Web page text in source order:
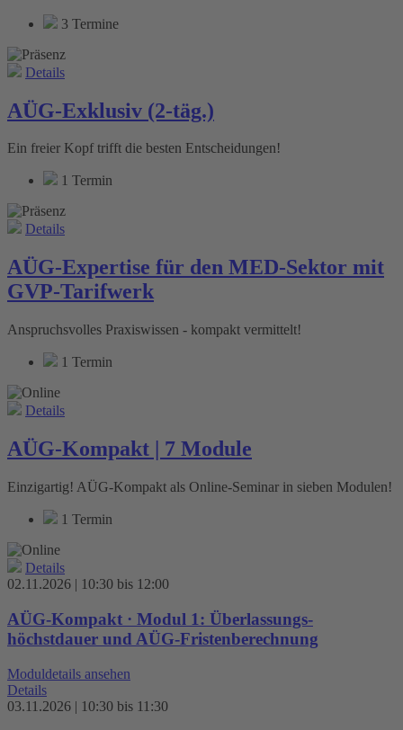
3 Termine
Details
AÜG-Exklusiv (2-täg.)
Ein freier Kopf trifft die besten Entscheidungen!
1 Termin
Details
AÜG-Expertise für den MED-Sektor mit
GVP-Tarifwerk
Anspruchsvolles Praxiswissen - kompakt vermittelt!
1 Termin
Details
AÜG-Kompakt | 7 Module
Einzigartig! AÜG-Kompakt als Online-Seminar in sieben Modulen!
1 Termin
Details
02.11.2026 | 10:30 bis 12:00
AÜG-Kompakt · Modul 1: Überlassungs­
höchstdauer und AÜG-Fristenberechnung
Moduldetails ansehen
Details
03.11.2026 | 10:30 bis 11:30